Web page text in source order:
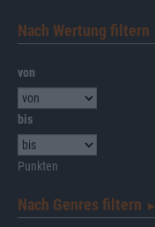
Nach Wertung filtern
von
bis
Punkten
Nach Genres filtern ►︎